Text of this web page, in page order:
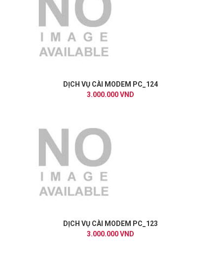
DỊCH VỤ CÀI MODEM PC_124
3.000.000 VND
DỊCH VỤ CÀI MODEM PC_123
3.000.000 VND